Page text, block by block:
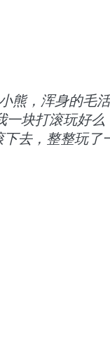
块打滚玩好么
去，整整玩了